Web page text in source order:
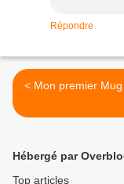
Répondre
< Mon premier
Hébergé par
Top articles